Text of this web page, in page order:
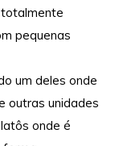
totalmente
pequenas
um deles onde
outras unidades
onde é